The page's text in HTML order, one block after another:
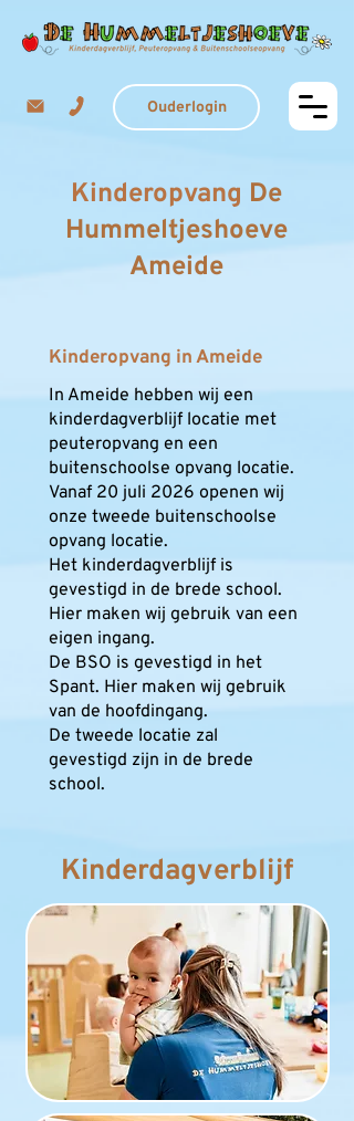
Ouderlogin
Kinderopvang De
Hummeltjeshoeve
Ameide
Kinderopvang in Ameide
In Ameide hebben wij een
kinderdagverblijf locatie met
peuteropvang en een
buitenschoolse opvang locatie.
Vanaf 20 juli 2026 openen wij
onze tweede buitenschoolse
opvang locatie.
Het kinderdagverblijf is
gevestigd in de brede school.
Hier maken wij gebruik van een
eigen ingang.
De BSO is gevestigd in het
Spant. Hier maken wij gebruik
van de hoofdingang.
De tweede locatie zal
gevestigd zijn in de brede
school.
Kinderdagverblijf